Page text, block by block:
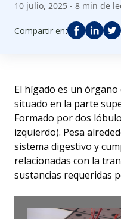
accesibilidad.
10 julio, 2025 - 8 min de
Compartir en:
El hígado es un
situado en la parte
Formado por dos
izquierdo). Pesa
sistema digestivo y
relacionadas con la
sustancias requeridas